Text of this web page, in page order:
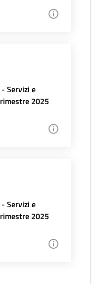
Servizi e
2025
Servizi e
2025